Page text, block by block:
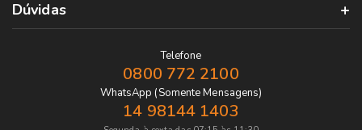
Dúvidas
Telefone
0800 772 2100
WhatsApp (Somente Mensagens)
14 98144 1403